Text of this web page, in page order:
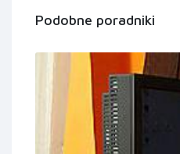
Podobne poradniki